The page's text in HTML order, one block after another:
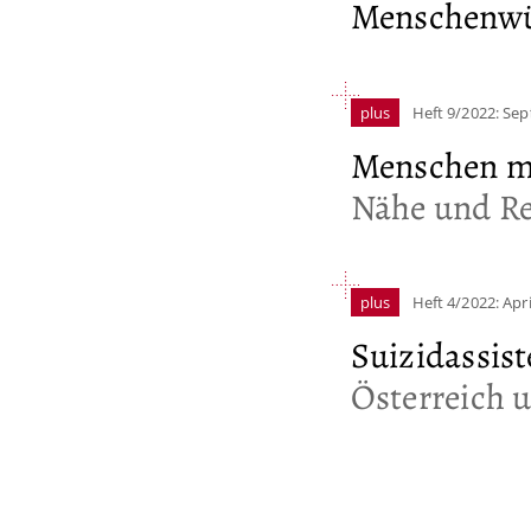
plus Heft 9/2022:
Menschen
Nähe und
plus Heft 4/2022:
Österreich